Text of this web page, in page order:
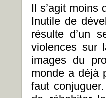
Il s’agit moins
Inutile de
résulte d’un
violences sur
images du
monde a déjà
faut